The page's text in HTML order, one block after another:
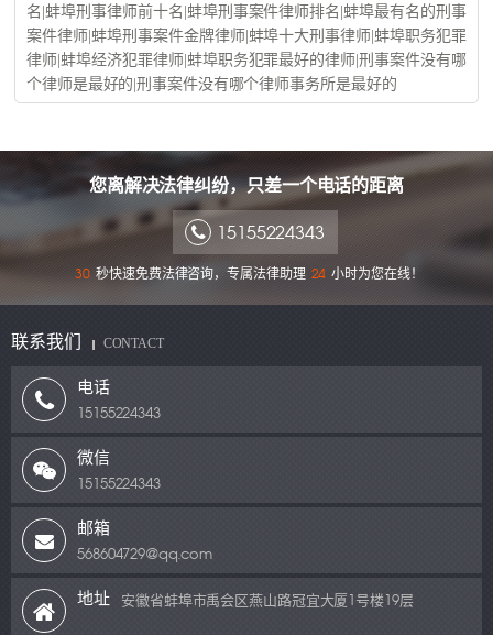
名|蚌埠刑事律师前十名|蚌埠刑事案件律师排名|蚌埠最有名的刑事
案件律师|蚌埠刑事案件金牌律师|蚌埠十大刑事律师|蚌埠职务犯罪
律师|蚌埠经济犯罪律师|蚌埠职务犯罪最好的律师|刑事案件没有哪
个律师是最好的|刑事案件没有哪个律师事务所是最好的
您离解决法律纠纷，只差一个电话的距离
15155224343
30 秒快速免费法律咨询，专属法律助理 24 小时为您在线！
联系我们 CONTACT
电话
15155224343
微信
15155224343
邮箱
568604729@qq.com
地址 安徽省蚌埠市禹会区燕山路冠宜大厦1号楼19层